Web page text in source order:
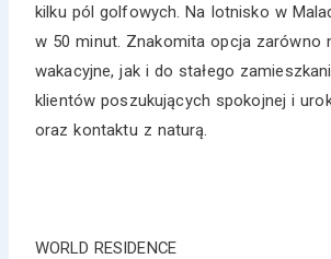
kilku pól golfowych. Na lotnisko w
w 50 minut. Znakomita opcja zarówno
wakacyjne, jak i do stałego
klientów poszukujących spokojnej i
oraz kontaktu z naturą.
WORLD RESIDENCE